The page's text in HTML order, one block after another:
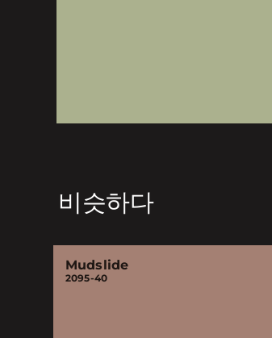
비슷하다
Mudslide
2095-40